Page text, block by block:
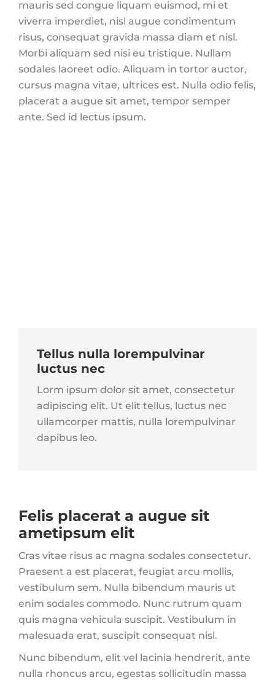
mauris sed congue liquam euismod, mi et
viverra imperdiet, nisl augue condimentum
risus, consequat gravida massa diam et nisl.
Morbi aliquam sed nisi eu tristique. Nullam
sodales laoreet odio. Aliquam in tortor auctor,
cursus magna vitae, ultrices est. Nulla odio felis,
placerat a augue sit amet, tempor semper
ante. Sed id lectus ipsum.
Tellus nulla lorempulvinar
luctus nec
Lorm ipsum dolor sit amet, consectetur
adipiscing elit. Ut elit tellus, luctus nec
ullamcorper mattis, nulla lorempulvinar
dapibus leo.
Felis placerat a augue sit
ametipsum elit
Cras vitae risus ac magna sodales consectetur.
Praesent a est placerat, feugiat arcu mollis,
vestibulum sem. Nulla bibendum mauris ut
enim sodales commodo. Nunc rutrum quam
quis magna vehicula suscipit. Vestibulum in
malesuada erat, suscipit consequat nisl.
Nunc bibendum, elit vel lacinia hendrerit, ante
nulla rhoncus arcu, egestas sollicitudin massa